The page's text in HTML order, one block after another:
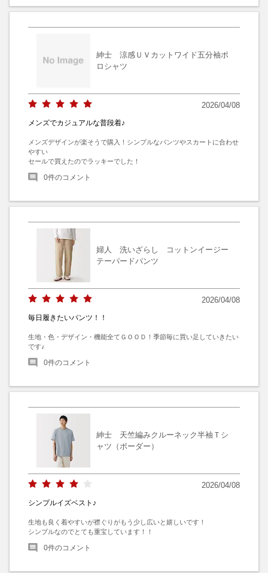
紳士 涼感ＵＶカットワイド五分袖ポ
ロシャツ
2026/04/08
メンズでカジュアルな普段着♪
メンズデザインが楽そうで購入！シンプルなパンツやスカートに合わせ
やすい
セールで買えたのでラッキーでした！
0件のコメント
婦人 洗いざらし コットンイージー
テーパードパンツ
2026/04/08
毎日履きたいパンツ！！
生地・色・デザイン・機能全てＧＯＯＤ！季節毎に買い足していきたい
です♪
0件のコメント
紳士 天竺編みクルーネック半袖Ｔシ
ャツ（ボーダー）
2026/04/08
シンプルイズベスト♪
生地も良く着やすいが襟ぐりがもう少し広いと嬉しいです！
シンプルなのでとても重宝しています！！
0件のコメント